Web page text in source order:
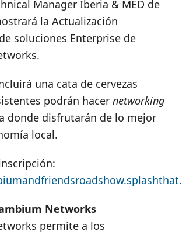
Manager Iberia & MED de
la Actualización
soluciones Enterprise de
una cata de cervezas
podrán hacer networking
donde disfrutarán de lo mejor
local.
Networks
permite a los